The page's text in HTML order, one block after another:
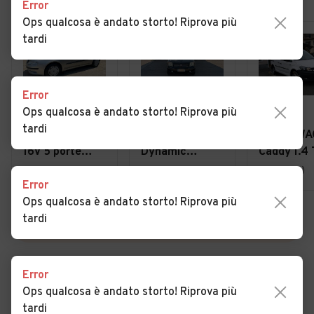
€ 1.990
Fiat Stilo 1.6i
16V 5 porte
Active, IMP.
METANO
€ 2.700
Dynamic
Natural Power
€ 11.800
Caddy 1.4
Furgone
Feltre (BL)
Cerca altri risultati
Error
Ops qualcosa è andato storto! Riprova più
tardi
Error
Ops qualcosa è andato storto! Riprova più
tardi
Error
Ops qualcosa è andato storto! Riprova più
tardi
Error
Ops qualcosa è andato storto! Riprova più
tardi